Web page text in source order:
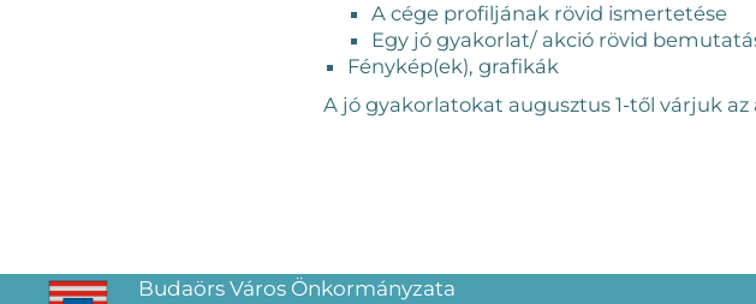
A cége profiljának rövid ismertetése
Egy jó gyakorlat/ akció rövid
Fénykép(ek), grafikák
A jó gyakorlatokat augusztus 1-től várjuk
Budaörs Város Önkormányzata